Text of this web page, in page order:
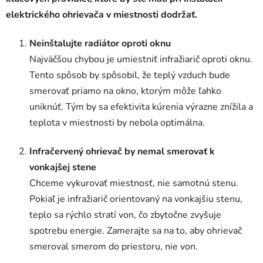
elektrického ohrievača v miestnosti dodržať.
Neinštalujte radiátor oproti oknu
Najväčšou chybou je umiestniť infražiarič oproti oknu.
Tento spôsob by spôsobil, že teplý vzduch bude
smerovať priamo na okno, ktorým môže ľahko
uniknúť. Tým by sa efektivita kúrenia výrazne znížila a
teplota v miestnosti by nebola optimálna.
Infračervený ohrievač by nemal smerovať k
vonkajšej stene
Chceme vykurovať miestnosť, nie samotnú stenu.
Pokiaľ je infražiarič orientovaný na vonkajšiu stenu,
teplo sa rýchlo stratí von, čo zbytočne zvyšuje
spotrebu energie. Zamerajte sa na to, aby ohrievač
smeroval smerom do priestoru, nie von.